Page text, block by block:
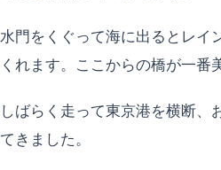
水門をくぐって海に出るとレイ
くれます。ここからの橋が一番
しばらく走って東京港を横断、
てきました。